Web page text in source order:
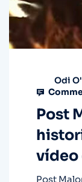
Odi
Post
vídeo
Post